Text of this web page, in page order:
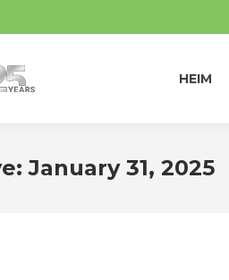
HEIM
January 31, 2025